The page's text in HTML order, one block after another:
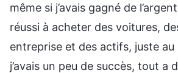
même si j’avais gagné de
réussi à acheter des voitures,
entreprise et des actifs, juste
j’avais un peu de succès, tout a